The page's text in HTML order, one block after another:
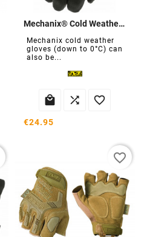
Mechanix® Cold Weather Gloves
Mechanix cold weather
gloves (down to 0°C) can
also be...
  
€24.95
favorite_border